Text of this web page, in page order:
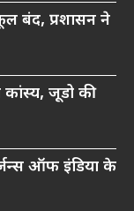
बंद, प्रशासन ने
कांस्य, जूडो की
ऑफ इंडिया के